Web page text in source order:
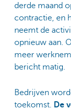
derde maand
contractie, en
neemt de
opnieuw aan.
meer
bericht matig.
Bedrijven
toekomst. De